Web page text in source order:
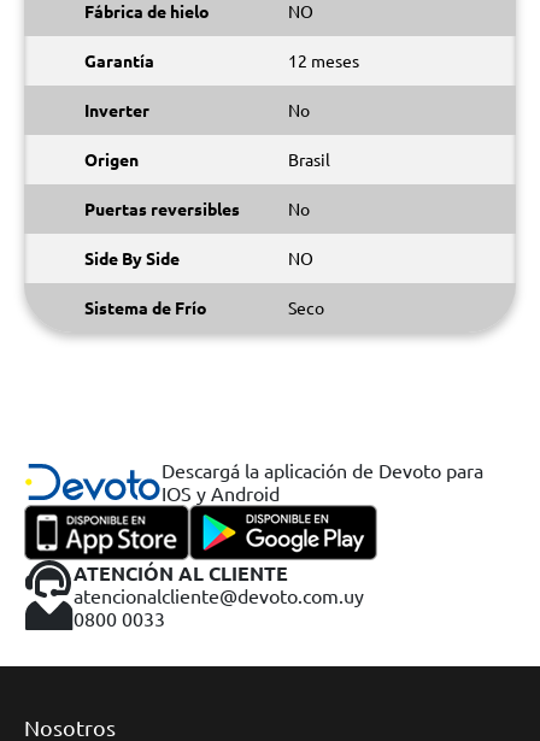
Fábrica de hielo NO
Garantía 12 meses
Inverter No
Origen Brasil
Puertas reversibles No
Side By Side NO
Sistema de Frío Seco
Descargá la aplicación de Devoto para
IOS y Android
ATENCIÓN AL CLIENTE
atencionalcliente@devoto.com.uy
0800 0033
Nosotros